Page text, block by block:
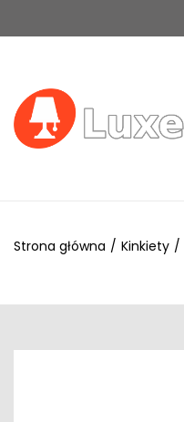
Strona główna / Kinkiety /